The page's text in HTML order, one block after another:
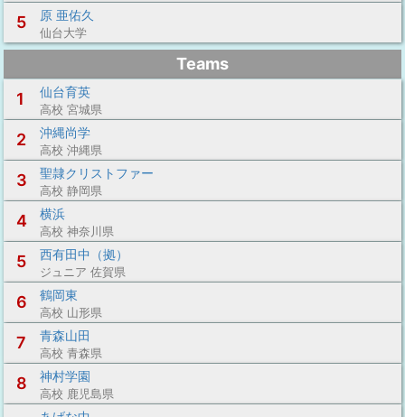
5 原 亜佑久
仙台大学
Teams
1
仙台育英
高校 宮城県
2 沖縄尚学
高校 沖縄県
3 聖隷クリストファー
高校 静岡県
4 横浜
高校 神奈川県
5 西有田中（拠）
ジュニア 佐賀県
6 鶴岡東
高校 山形県
7 青森山田
高校 青森県
8 神村学園
高校 鹿児島県